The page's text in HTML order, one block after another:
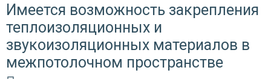
Имеется возможность закрепления
теплоизоляционных и
звукоизоляционных материалов в
межпотолочном пространстве